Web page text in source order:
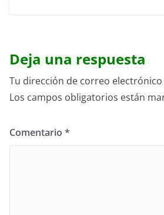
Deja una respuesta
Tu dirección de correo
Los campos obligatorios están
Comentario *